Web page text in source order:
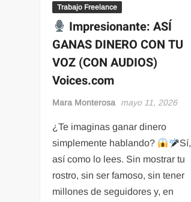
Trabajo Freelance
Impresionante: ASÍ
GANAS DINERO CON TU
VOZ (CON AUDIOS)
Voices.com
Mara Monterosa mayo 11, 2026
¿Te imaginas ganar dinero
simplemente hablando?
Sí,
así como lo lees. Sin mostrar tu
rostro, sin ser famoso, sin tener
millones de seguidores y, en